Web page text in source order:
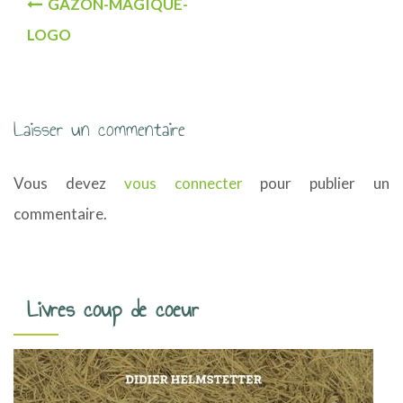
g
a
t
d
e
GAZON-MAGIQUE-
LOGO
Laisser un commentaire
Vous devez vous connecterpour publier un
commentaire.
Livres coup de coeur